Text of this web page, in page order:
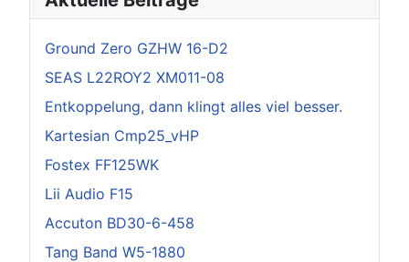
Ground Zero GZHW 16-D2
SEAS L22ROY2 XM011-08
Entkoppelung, dann klingt alles viel besser.
Kartesian Cmp25_vHP
Fostex FF125WK
Lii Audio F15
Accuton BD30-6-458
Tang Band W5-1880